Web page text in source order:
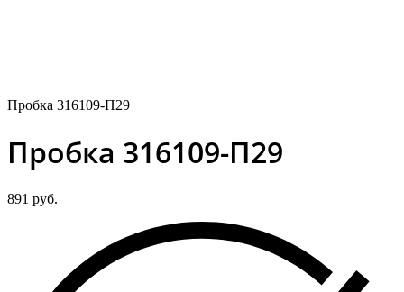
Пробка 316109-П29
Пробка 316109-П29
891 руб.